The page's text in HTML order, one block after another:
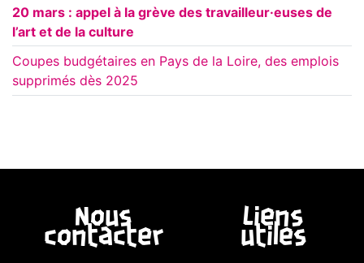
20 mars : appel à la grève des travailleur·euses de
l’art et de la culture
Coupes budgétaires en Pays de la Loire, des emplois
supprimés dès 2025
Nous
contacter
Liens
utiles